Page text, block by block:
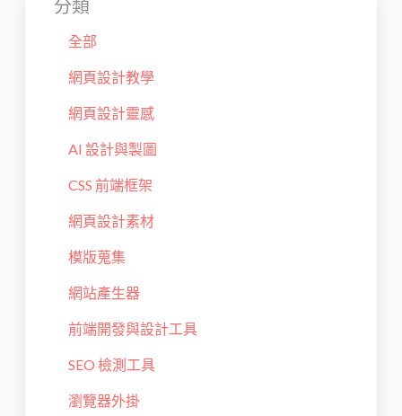
分類
全部
網頁設計教學
網頁設計靈感
AI 設計與製圖
CSS 前端框架
網頁設計素材
模版蒐集
網站產生器
前端開發與設計工具
SEO 檢測工具
瀏覽器外掛